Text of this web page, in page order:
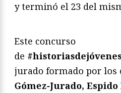
y terminó el 23 del
Este concurso
de
jurado formado por los
Gómez-Jurado,